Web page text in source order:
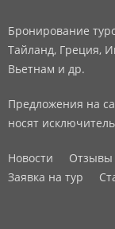
Бронирование
Тайланд, Греция,
Вьетнам и др.
Предложения на
носят
Новости Отзывы
Заявка на тур